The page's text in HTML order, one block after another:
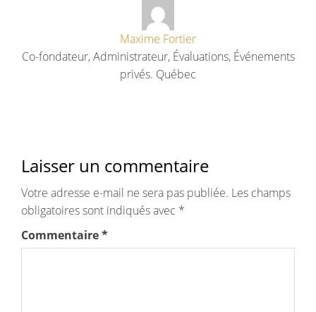
Maxime Fortier
Co-fondateur, Administrateur, Évaluations, Événements
privés. Québec
Laisser un commentaire
Votre adresse e-mail ne sera pas publiée. Les champs
obligatoires sont indiqués avec *
Commentaire*